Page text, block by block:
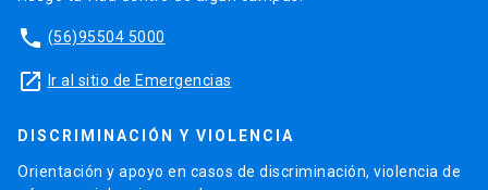
phone (56)95504 5000
launch Ir al sitio de Emergencias
DISCRIMINACIÓN Y VIOLENCIA
Orientación y apoyo en casos de discriminación, violencia de